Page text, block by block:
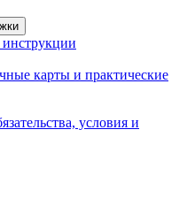
карты и практические
условия и